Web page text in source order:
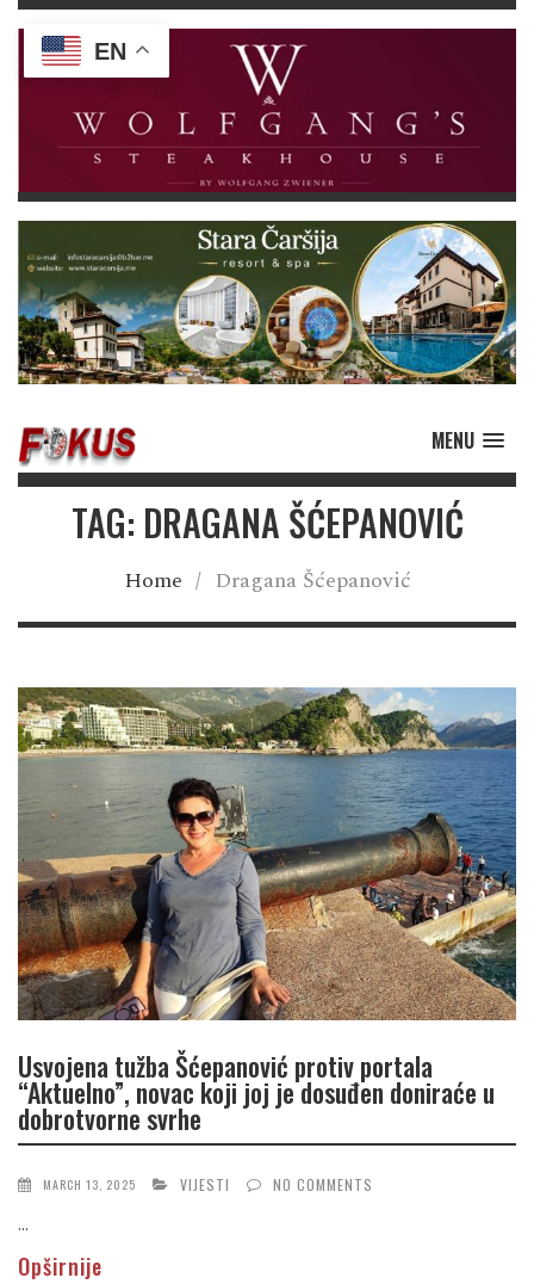
MENU
TAG: DRAGANA ŠĆEPANOVIĆ
Home / Dragana Šćepanović
Usvojena tužba Šćepanović protiv portala
“Aktuelno”, novac koji joj je dosuđen doniraće u
dobrotvorne svrhe
MARCH 13, 2025 VIJESTI NO COMMENTS
...
Opširnije
EN